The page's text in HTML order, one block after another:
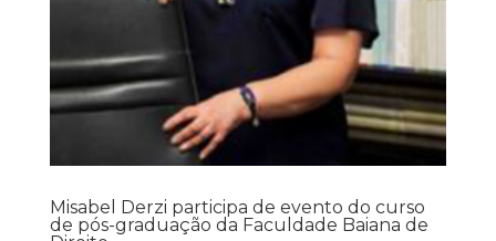
Misabel Derzi participa de evento do curso
de pós-graduação da Faculdade Baiana de